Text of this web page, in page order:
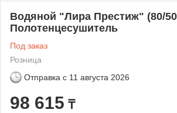
Водяной "Лира Престиж" (80/
Полотенцесушитель
Под заказ
Розница
Отправка с 11 августа 2026
98 615 ₸